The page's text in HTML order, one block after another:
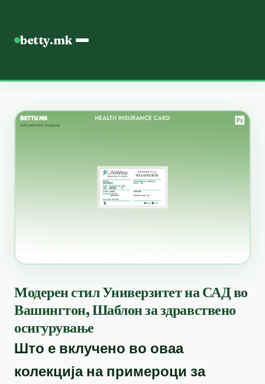
betty.mk
Модерен стил Универзитет на САД во
Вашингтон, Шаблон за здравствено
осигурување
Што е вклучено во оваа
колекција на примероци за